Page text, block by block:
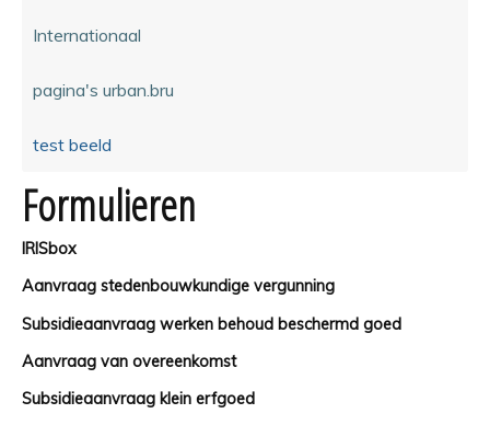
Internationaal
pagina's urban.bru
test beeld
Formulieren
IRISbox
Aanvraag stedenbouwkundige vergunning
Subsidieaanvraag werken behoud beschermd goed
Aanvraag van overeenkomst
Subsidieaanvraag klein erfgoed